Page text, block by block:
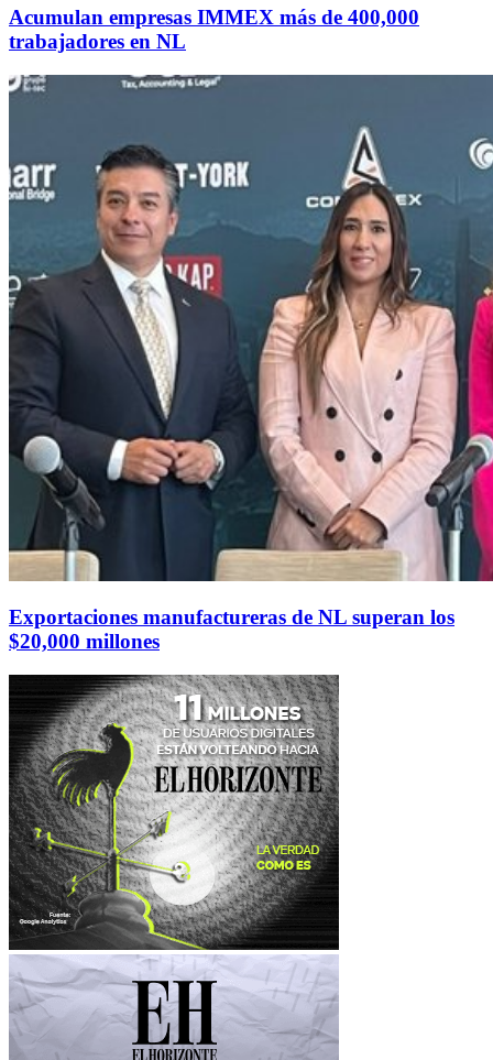
Acumulan empresas IMMEX más de 400,000
trabajadores en NL
Exportaciones manufactureras de NL superan los
$20,000 millones